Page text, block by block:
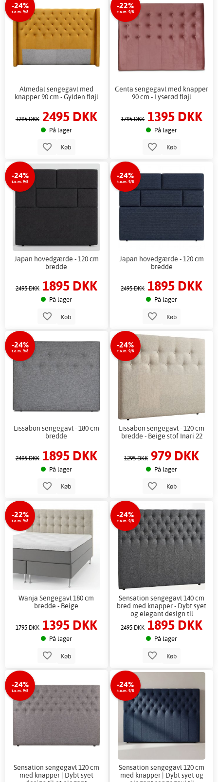
-24%
t.o.m. 9/8
Almedal sengegavl med
knapper 90 cm - Gylden fløjl
3295 DKK 2495 DKK
På lager
Køb
-22%
t.o.m. 9/8
Centa sengegavl med knapper
90 cm - Lyserød fløjl
1795 DKK 1395 DKK
På lager
Køb
-24%
t.o.m. 9/8
Japan hovedgærde - 120 cm
bredde
2495 DKK 1895 DKK
På lager
Køb
-24%
t.o.m. 9/8
Japan hovedgærde - 120 cm
bredde
2495 DKK 1895 DKK
På lager
Køb
-24%
t.o.m. 9/8
Lissabon sengegavl - 180 cm
bredde
2495 DKK 1895 DKK
På lager
Køb
-24%
t.o.m. 9/8
Lissabon sengegavl - 120 cm
bredde - Beige stof Inari 22
1295 DKK 979 DKK
På lager
Køb
-22%
t.o.m. 9/8
Wanja Sengegavl 180 cm
bredde - Beige
1795 DKK 1395 DKK
På lager
Køb
-24%
t.o.m. 9/8
Sensation sengegavl 140 cm
bred med knapper - Dybt syet
og elegant design til
soveværelser
2495 DKK 1895 DKK
På lager
Køb
-24%
t.o.m. 9/8
Sensation sengegavl 120 cm
med knapper | Dybt syet
-24%
t.o.m. 9/8
Sensation sengegavl 120 cm
med knapper | Dybt syet og